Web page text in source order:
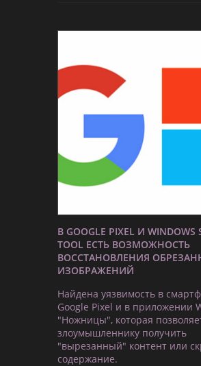
В GOOGLE PIXEL И WINDOWS
TOOL ЕСТЬ ВОЗМОЖНОСТЬ
ВОССТАНОВЛЕНИЯ
ИЗОБРАЖЕНИЙ
Найдена уязвимость в
Google Pixel и в приложении
"Ножницы", которая
злоумышленнику получить
"вырезанный" контент или
содержание.